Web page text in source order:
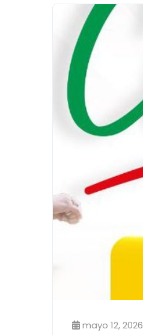
mayo 12, 2026